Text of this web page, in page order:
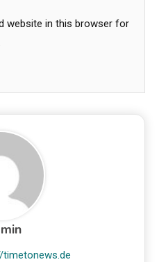
website in this browser for
timetonews.de